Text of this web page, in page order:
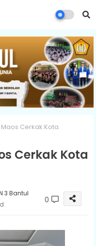
Cerkak Kota
Cerkak Kota
3 Bantul
0